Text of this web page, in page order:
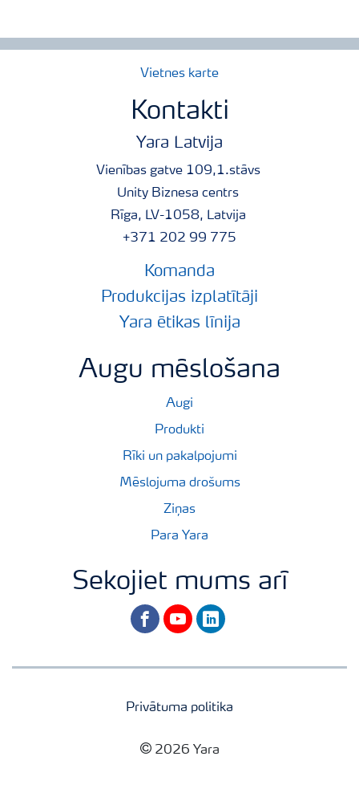
Vietnes karte
Kontakti
Yara Latvija
Vienības gatve 109,1.stāvs
Unity Biznesa centrs
Rīga, LV-1058, Latvija
+371 202 99 775
Komanda
Produkcijas izplatītāji
Yara ētikas līnija
Augu mēslošana
Augi
Produkti
Rīki un pakalpojumi
Mēslojuma drošums
Ziņas
Para Yara
Sekojiet mums arī
facebookyoutubelinkedin
Privātuma politika
2026 Yara